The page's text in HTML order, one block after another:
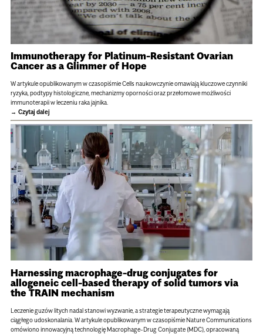
Immunotherapy for Platinum-Resistant Ovarian
Cancer as a Glimmer of Hope
W artykule opublikowanym w czasopiśmie Cells naukowczynie omawiają kluczowe czynniki
ryzyka, podtypy histologiczne, mechanizmy oporności oraz przełomowe możliwości
immunoterapii w leczeniu raka jajnika.
Czytaj dalej
Harnessing macrophage-drug conjugates for
allogeneic cell-based therapy of solid tumors via
the TRAIN mechanism
Leczenie guzów litych nadal stanowi wyzwanie, a strategie terapeutyczne wymagają
ciągłego udoskonalania. W artykule opublikowanym w czasopiśmie Nature Communications
omówiono innowacyjną technologię Macrophage-Drug Conjugate (MDC), opracowaną